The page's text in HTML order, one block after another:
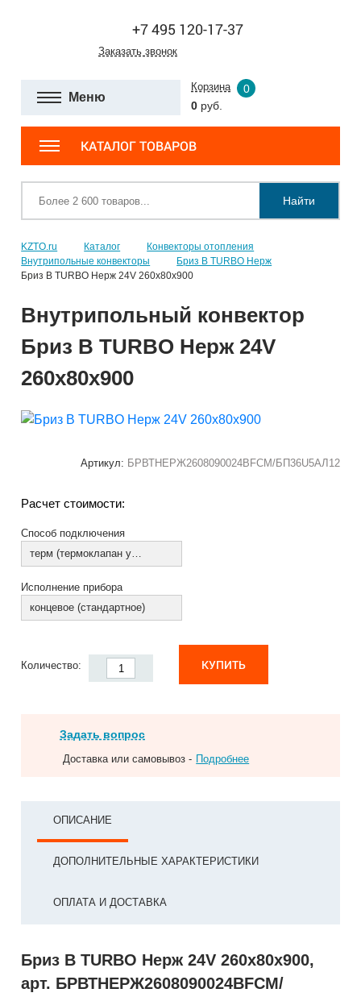
+7 495 120-17-37
Заказать звонок
Меню
Корзина
0
0 руб.
КАТАЛОГ ТОВАРОВ
Найти
KZTO.ru Каталог
Конвекторы отопления
Внутрипольные конвекторы
Бриз В TURBO Нерж
Бриз В TURBO Нерж 24V 260х80х900
Внутрипольный конвектор
Бриз В TURBO Нерж 24V
260х80х900
Артикул: БРВТНЕРЖ2608090024ВFCM/БП36U5АЛ12
Расчет стоимости:
Способ подключения
терм (термоклапан установлен)
Исполнение прибора
концевое (стандартное)
Количество: КУПИТЬ
Задать вопрос
Доставка или самовывоз - Подробнее
ОПИСАНИЕ
ДОПОЛНИТЕЛЬНЫЕ ХАРАКТЕРИСТИКИ
ОПЛАТА И ДОСТАВКА
Бриз В TURBO Нерж 24V 260х80х900,
арт. БРВТНЕРЖ2608090024ВFCM/